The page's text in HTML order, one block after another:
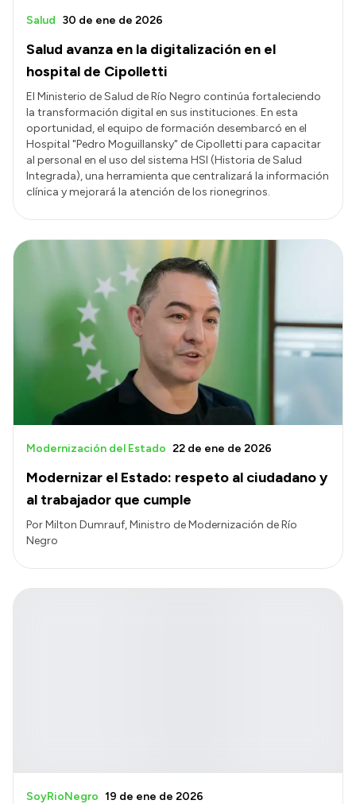
Salud avanza en la digitalización en el
hospital de Cipolletti
Salud 30 de ene de 2026
El Ministerio de Salud de Río Negro continúa fortaleciendo
la transformación digital en sus instituciones. En esta
oportunidad, el equipo de formación desembarcó en el
Hospital "Pedro Moguillansky" de Cipolletti para capacitar
al personal en el uso del sistema HSI (Historia de Salud
Integrada), una herramienta que centralizará la información
clínica y mejorará la atención de los rionegrinos.
Modernizar el Estado: respeto al ciudadano y
al trabajador que cumple
Modernización del Estado 22 de ene de 2026
Por Milton Dumrauf, Ministro de Modernización de Río
Negro
SoyRioNegro 19 de ene de 2026